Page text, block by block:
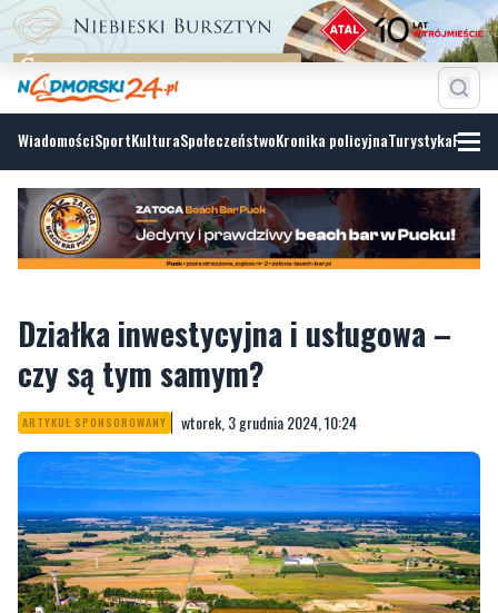
WiadomościSportKulturaSpołeczeństwoKronika policyjnaTurystyka
Działka inwestycyjna i usługowa –
ARTYKUŁ SPONSOROWANY wtorek, 3 grudnia 2024, 10:24